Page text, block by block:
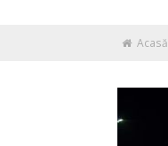
Acasă